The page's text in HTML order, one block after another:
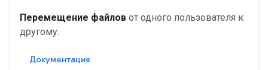
Перемещение файлов от одного пользователя к
другому.
Документация